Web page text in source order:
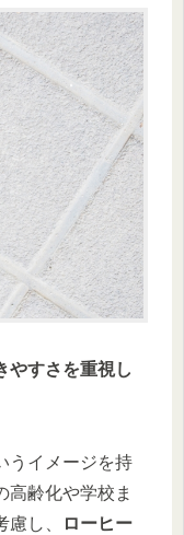
やすさを重視し
うイメージを持
高齢化や学校ま
し、
ローヒー